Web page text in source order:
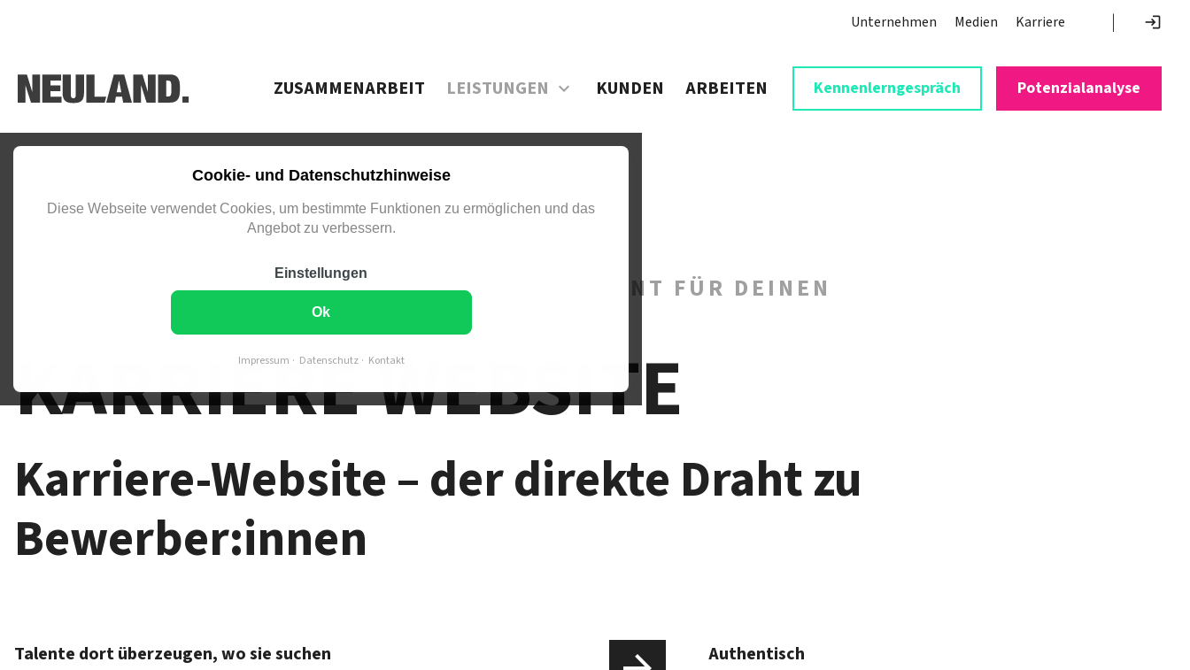
Cookie- und Datenschutzhinweise
Diese Webseite verwendet Cookies, um bestimmte Funktionen zu ermöglichen und das
Angebot zu verbessern.
Einstellungen
Ok
Impressum Datenschutz Kontakt
Navigation überspringen
Unternehmen Medien Karriere
|
ZUSAMMENARBEIT
LEISTUNGEN KUNDEN ARBEITEN Kennenlerngespräch Potenzialanalyse
EINE ZEITGEMÄSSE WEBSITE IST DAS FUNDAMENT FÜR DEINEN R
KARRIERE WEBSITE
Karriere-Website – der direkte Draht zu
Bewerber:innen
Talente dort überzeugen, wo sie suchen
Authentisch